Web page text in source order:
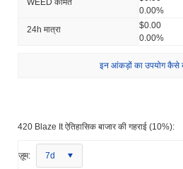
0.00%
24h मात्रा
$0.00
0.00%
इन आंकड़ों का उपयोग कैसे
420 Blaze It ऐतिहासिक बाजार की गहराई (10%):
ज़ूम: 7d